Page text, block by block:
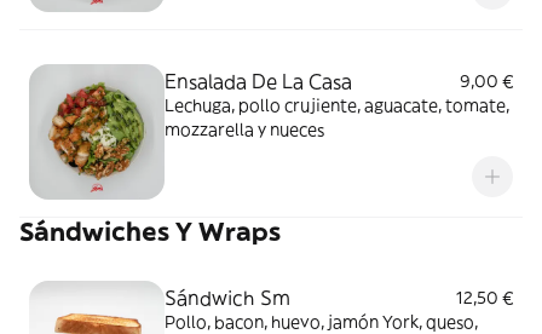
Ensalada De La Casa
9,00 €
Lechuga, pollo crujiente, aguacate, tomate,
mozzarella y nueces
Sándwiches Y Wraps
Sándwich Sm
12,50 €
Pollo, bacon, huevo, jamón York, queso,